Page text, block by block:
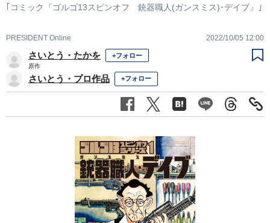
｢コミック『ゴルゴ13スピンオフ 銃器職人(ガンスミス)･デイブ』｣
PRESIDENT Online 2022/10/05 12:00
さいとう・たかを +フォロー
原作
さいとう・プロ作品 +フォロー